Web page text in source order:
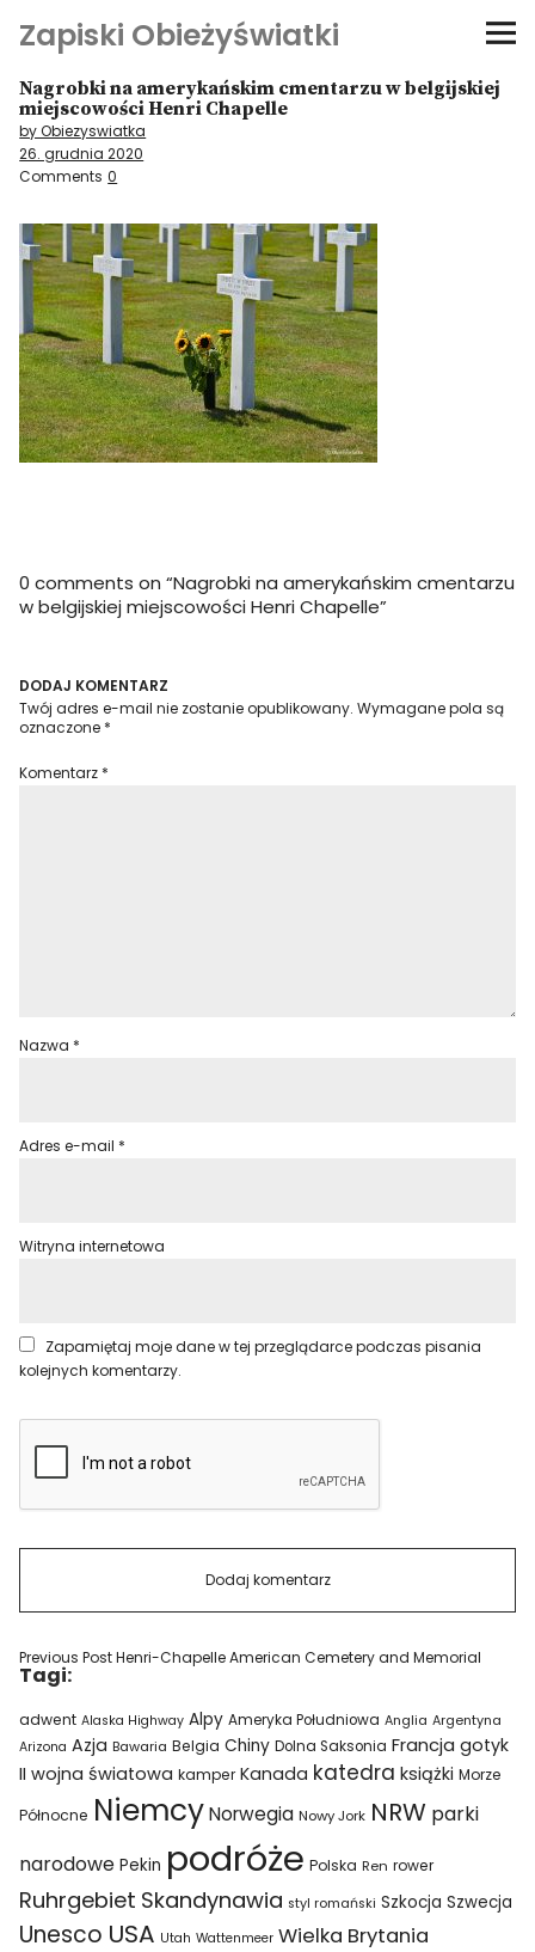
Zapiski Obieżyświatki
Podróże
Kultura i sztuka
Kątem oka
O-fiszki
Niezwyczajne ściany
Dom na kółkach
Nagrobki na amerykańskim cmentarzu w belgijskiej
miejscowości Henri Chapelle
by Obiezyswiatka
26. grudnia 2020
Comments 0
0 comments on “Nagrobki na amerykańskim cmentarzu
w belgijskiej miejscowości Henri Chapelle”
DODAJ KOMENTARZ
Twój adres e-mail nie zostanie opublikowany. Wymagane pola są
oznaczone *
Komentarz *
Nazwa *
Adres e-mail *
Witryna internetowa
Zapamiętaj moje dane w tej przeglądarce podczas pisania
kolejnych komentarzy.
Previous PostHenri-Chapelle American Cemetery and Memorial
Tagi:
adwent Alaska Highway Alpy Ameryka Południowa Anglia Argentyna
Arizona Azja Bawaria Belgia Chiny Dolna Saksonia Francja gotyk
II wojna światowa kamper Kanada katedra książki Morze
Północne Niemcy Norwegia Nowy Jork NRW parki
narodowe Pekin podróże Polska Ren rower
Ruhrgebiet Skandynawia styl romański Szkocja Szwecja
Unesco USA Utah Wattenmeer Wielka Brytania